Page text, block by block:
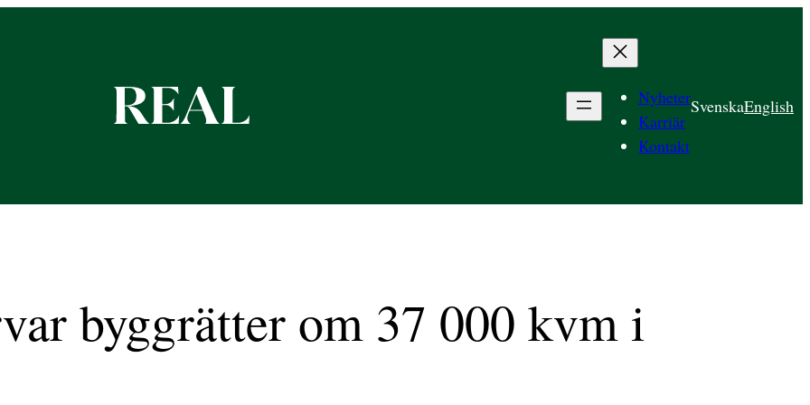
Nyheter
Karriär
Kontakt
SvenskaEnglish
byggrätter om 37 000 kvm i